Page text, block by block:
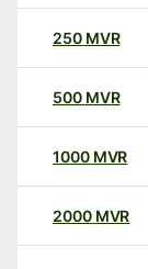
250 MVR
500 MVR
1000 MVR
2000 MVR